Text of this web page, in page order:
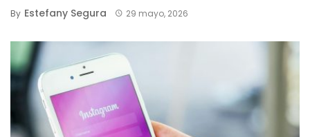
By Estefany Segura 29 mayo, 2026